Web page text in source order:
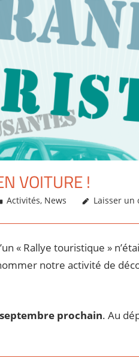
VOITURE !
Activités, News Laisser un
« Rallye touristique »
notre activité de
prochain. Au